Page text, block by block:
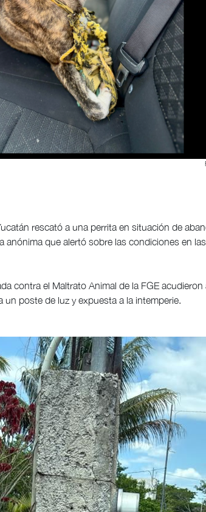
rescató a una perrita en situación de
anónima que alertó sobre las condiciones en
contra el Maltrato Animal de la FGE
un poste de luz y expuesta a la intemperie.